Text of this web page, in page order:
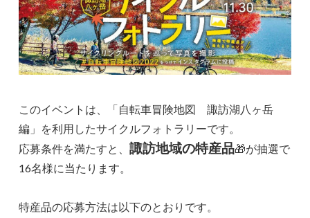
このイベントは、「自転車冒険地図 諏訪湖八ヶ岳
編」を利用したサイクルフォトラリーです。
応募条件を満たすと、諏訪地域の特産品🎁が抽選で
16名様に当たります。
特産品の応募方法は以下のとおりです。